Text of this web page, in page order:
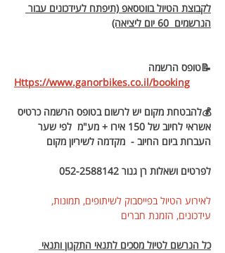
לקבוצת הטיול בווטסאפ (תיפתח לעידכונים עבור
הנרשמים  60 יום ליציאה)
📝טופס הרשמה
Https://www.ganorbikes.co.il/booking
💰להבטחת מקום יש לרשום בטופס הרשמה כרטיס
אשראי לחיוב של 150 אירו + מע"מ  לפי שער
העברות ביום החיוב -  מקדמה לשיריון מקום
לפרטים ושאלות רן גנור 052-2588142
לאירוע הטיול בפייסבוק לשיתופים, תמונות,
עידכונים, הזמנת חברים
כל הנרשם לטיול מסכים לתנאי התקנון ותנאי